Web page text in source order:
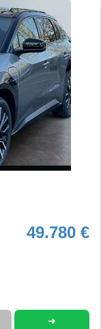
49.780 €
➜